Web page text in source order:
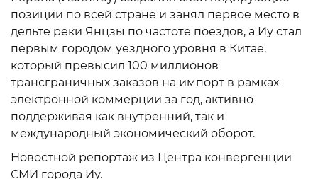
позиции по всей стране и занял первое место в
дельте реки Янцзы по частоте поездов, а Иу стал
первым городом уездного уровня в Китае,
который превысил 100 миллионов
трансграничных заказов на импорт в рамках
электронной коммерции за год, активно
поддерживая как внутренний, так и
международный экономический оборот.
Новостной репортаж из Центра конвергенции
СМИ города Иу.